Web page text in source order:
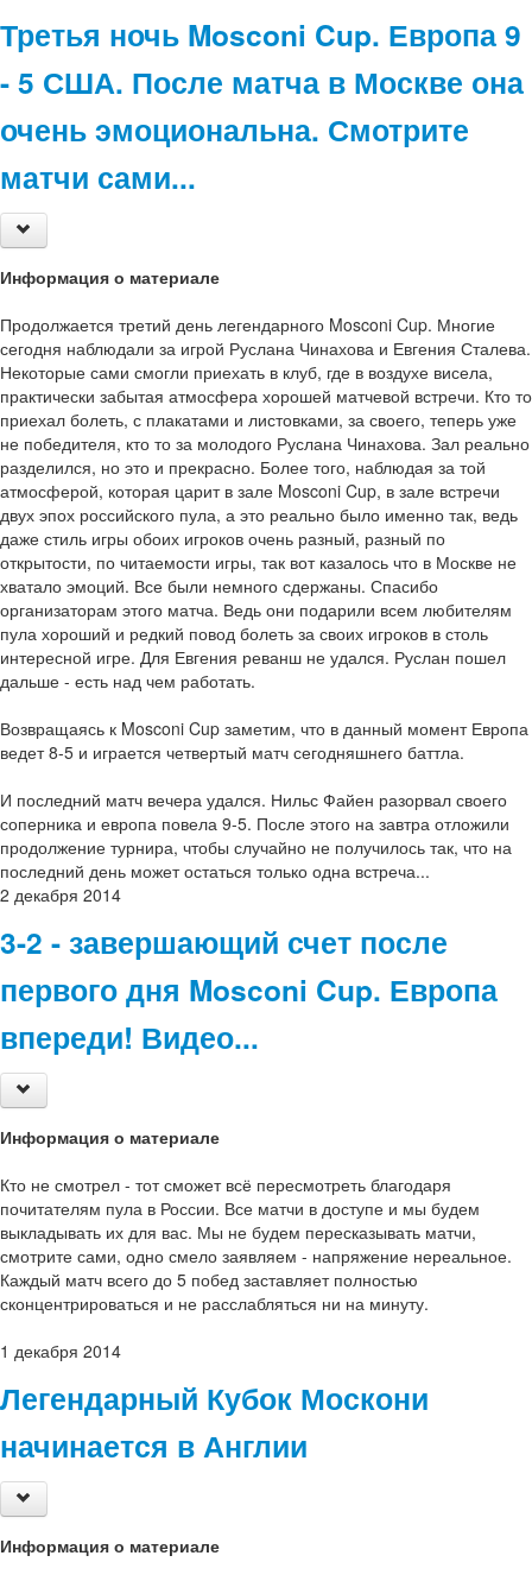
Третья ночь Mosconi Cup. Европа 9
- 5 США. После матча в Москве она
очень эмоциональна. Смотрите
матчи сами...
Информация о материале
Продолжается третий день легендарного Mosconi Cup. Многие
сегодня наблюдали за игрой Руслана Чинахова и Евгения Сталева.
Некоторые сами смогли приехать в клуб, где в воздухе висела,
практически забытая атмосфера хорошей матчевой встречи. Кто то
приехал болеть, с плакатами и листовками, за своего, теперь уже
не победителя, кто то за молодого Руслана Чинахова. Зал реально
разделился, но это и прекрасно. Более того, наблюдая за той
атмосферой, которая царит в зале Mosconi Cup, в зале встречи
двух эпох российского пула, а это реально было именно так, ведь
даже стиль игры обоих игроков очень разный, разный по
открытости, по читаемости игры, так вот казалось что в Москве не
хватало эмоций. Все были немного сдержаны. Спасибо
организаторам этого матча. Ведь они подарили всем любителям
пула хороший и редкий повод болеть за своих игроков в столь
интересной игре. Для Евгения реванш не удался. Руслан пошел
дальше - есть над чем работать.
Возвращаясь к Mosconi Cup заметим, что в данный момент Европа
ведет 8-5 и играется четвертый матч сегодняшнего баттла.
И последний матч вечера удался. Нильс Файен разорвал своего
соперника и европа повела 9-5. После этого на завтра отложили
продолжение турнира, чтобы случайно не получилось так, что на
последний день может остаться только одна встреча...
2 декабря 2014
3-2 - завершающий счет после
первого дня Mosconi Cup. Европа
впереди! Видео...
Информация о материале
Кто не смотрел - тот сможет всё пересмотреть благодаря
почитателям пула в России. Все матчи в доступе и мы будем
выкладывать их для вас. Мы не будем пересказывать матчи,
смотрите сами, одно смело заявляем - напряжение нереальное.
Каждый матч всего до 5 побед заставляет полностью
сконцентрироваться и не расслабляться ни на минуту.
1 декабря 2014
Легендарный Кубок Москони
начинается в Англии
Информация о материале